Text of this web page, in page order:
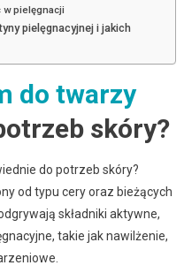
w pielęgnacji
pielęgnacyjnej i jakich
do twarzy
skóry?
do potrzeb skóry?
od typu cery oraz bieżących
składniki aktywne,
takie jak nawilżenie,